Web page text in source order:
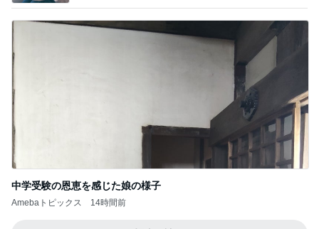
中学受験の恩恵を感じた娘の様子
Amebaトピックス 14時間前